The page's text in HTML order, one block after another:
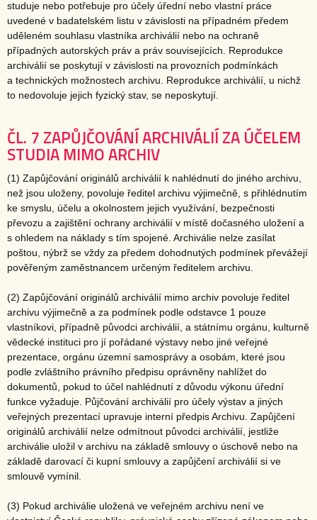
studuje nebo potřebuje pro účely úřední nebo vlastní práce
uvedené v badatelském listu v závislosti na případném předem
uděleném souhlasu vlastníka archiválií nebo na ochraně
případných autorských práv a práv souvisejících. Reprodukce
archiválií se poskytují v závislosti na provozních podmínkách
a technických možnostech archivu. Reprodukce archiválií, u nichž
to nedovoluje jejich fyzický stav, se neposkytují.
ČL. 7 ZAPŮJČOVÁNÍ ARCHIVÁLIÍ ZA ÚČELEM
STUDIA MIMO ARCHIV
(1) Zapůjčování originálů archiválií k nahlédnutí do jiného archivu,
než jsou uloženy, povoluje ředitel archivu výjimečně, s přihlédnutím
ke smyslu, účelu a okolnostem jejich využívání, bezpečnosti
převozu a zajištění ochrany archiválií v místě dočasného uložení a
s ohledem na náklady s tím spojené. Archiválie nelze zasílat
poštou, nýbrž se vždy za předem dohodnutých podmínek převážejí
pověřeným zaměstnancem určeným ředitelem archivu.
(2) Zapůjčování originálů archiválií mimo archiv povoluje ředitel
archivu výjimečně a za podmínek podle odstavce 1 pouze
vlastníkovi, případně původci archiválií, a státnímu orgánu, kulturně
vědecké instituci pro jí pořádané výstavy nebo jiné veřejné
prezentace, orgánu územní samosprávy a osobám, které jsou
podle zvláštního právního předpisu oprávněny nahlížet do
dokumentů, pokud to účel nahlédnutí z důvodu výkonu úřední
funkce vyžaduje. Půjčování archiválií pro účely výstav a jiných
veřejných prezentací upravuje interní předpis Archivu. Zapůjčení
originálů archiválií nelze odmítnout původci archiválií, jestliže
archiválie uložil v archivu na základě smlouvy o úschově nebo na
základě darovací či kupní smlouvy a zapůjčení archiválií si ve
smlouvě vymínil.
(3) Pokud archiválie uložená ve veřejném archivu není ve